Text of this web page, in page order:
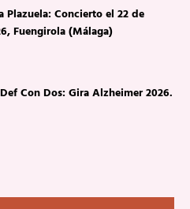
Plazuela: Concierto el 22 de
Fuengirola (Málaga)
Con Dos: Gira Alzheimer 2026.